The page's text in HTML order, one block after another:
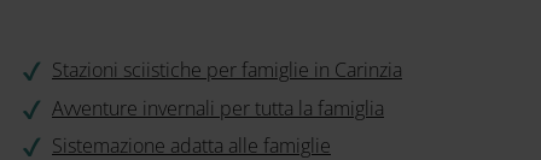
Stazioni sciistiche per famiglie in Carinzia
Avventure invernali per tutta la famiglia
Sistemazione adatta alle famiglie